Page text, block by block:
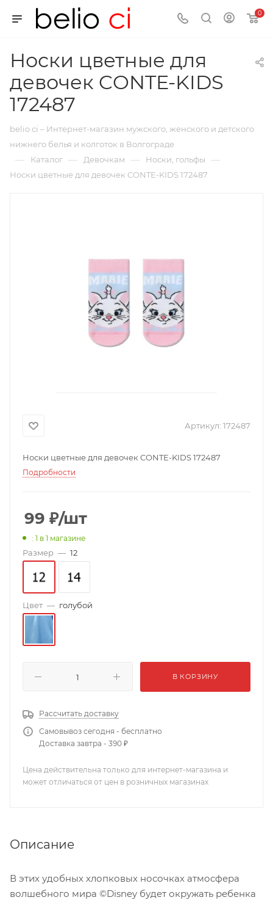
0
Носки цветные для
девочек CONTE-KIDS
172487
belio ci – Интернет-магазин мужского, женского и детского
нижнего белья и колготок в Волгограде
— Каталог — Девочкам — Носки, гольфы —
Носки цветные для девочек CONTE-KIDS 172487
Артикул: 172487
Носки цветные для девочек CONTE-KIDS 172487
Подробности
99 ₽/шт
: 1 в 1 магазине
Размер — 12
Цвет — голубой
В КОРЗИНУ
Рассчитать доставку
Самовывоз сегодня - бесплатно
Доставка завтра - 390 ₽
Цена действительна только для интернет-магазина и
может отличаться от цен в розничных магазинах
Описание
В этих удобных хлопковых носочках атмосфера
волшебного мира ©Disney будет окружать ребенка